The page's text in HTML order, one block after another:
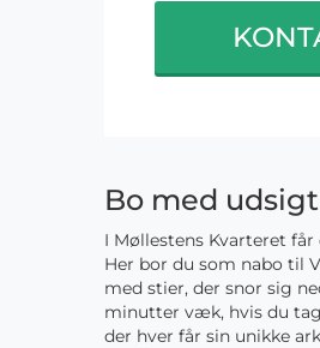
Bo med
I Møllestens Kvarteret
Her bor du som nabo til
med stier, der snor sig
minutter væk, hvis du
der hver får sin unikke